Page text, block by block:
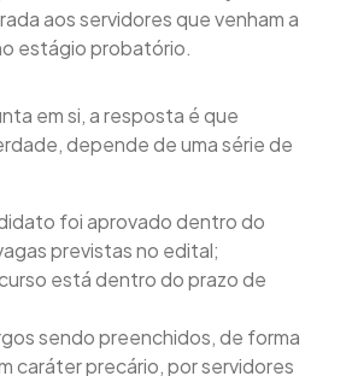
aos servidores que venham a
estágio probatório.
em si, a resposta é que
depende de uma série de
foi aprovado dentro do
previstas no edital;
está dentro do prazo de
sendo preenchidos, de forma
caráter precário, por servidores